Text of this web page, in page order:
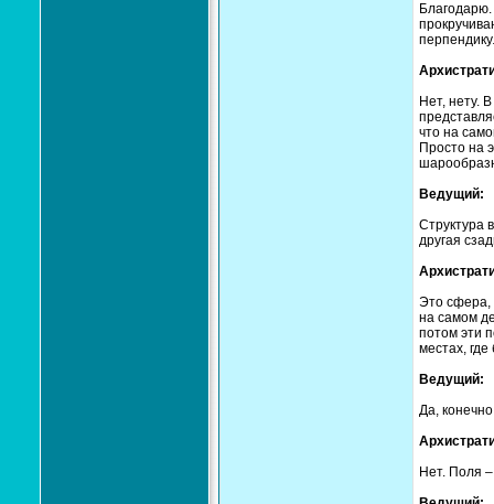
Нет, нету.
что на
Просто на
Ведущий:
Структура
другая
Это сфера,
на самом
потом эти
местах,
Ведущий:
Да,
Нет. Поля